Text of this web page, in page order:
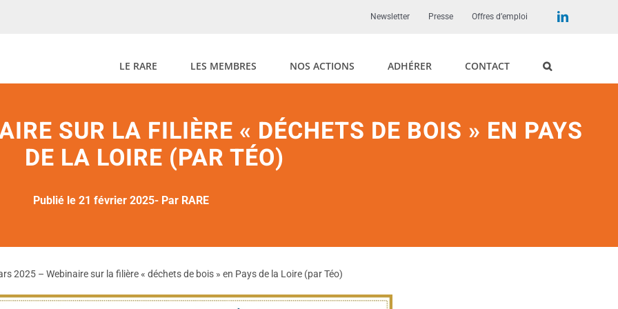
Newsletter Presse Offres d’emploi LinkedIn
LE RARE LES MEMBRES NOS ACTIONS ADHÉRER CONTACT
SUR LA FILIÈRE « DÉCHETS DE BOIS » EN PAYS
DE LA LOIRE (PAR TÉO)
Publié le 21 février 2025- Par RARE
2025 – Webinaire sur la filière « déchets de bois » en Pays de la Loire (par Téo)